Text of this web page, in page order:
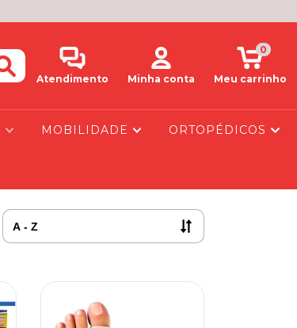
Atendimento Minha conta Meu carrinho
0
MOBILIDADE ORTOPÉDICOS